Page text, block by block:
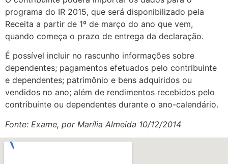
programa do IR 2015, que será disponibilizado pela
Receita a partir de 1º de março do ano que vem,
quando começa o prazo de entrega da declaração.
É possível incluir no rascunho informações sobre
dependentes; pagamentos efetuados pelo contribuinte
e dependentes; patrimônio e bens adquiridos ou
vendidos no ano; além de rendimentos recebidos pelo
contribuinte ou dependentes durante o ano-calendário.
Fonte: Exame, por Marília Almeida 10/12/2014